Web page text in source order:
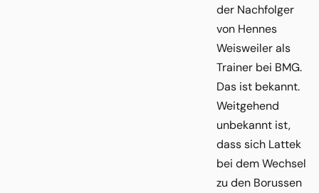
der Nachfolger
von Hennes
Weisweiler als
Trainer bei BMG.
Das ist bekannt.
Weitgehend
unbekannt ist,
dass sich Lattek
bei dem Wechsel
zu den Borussen